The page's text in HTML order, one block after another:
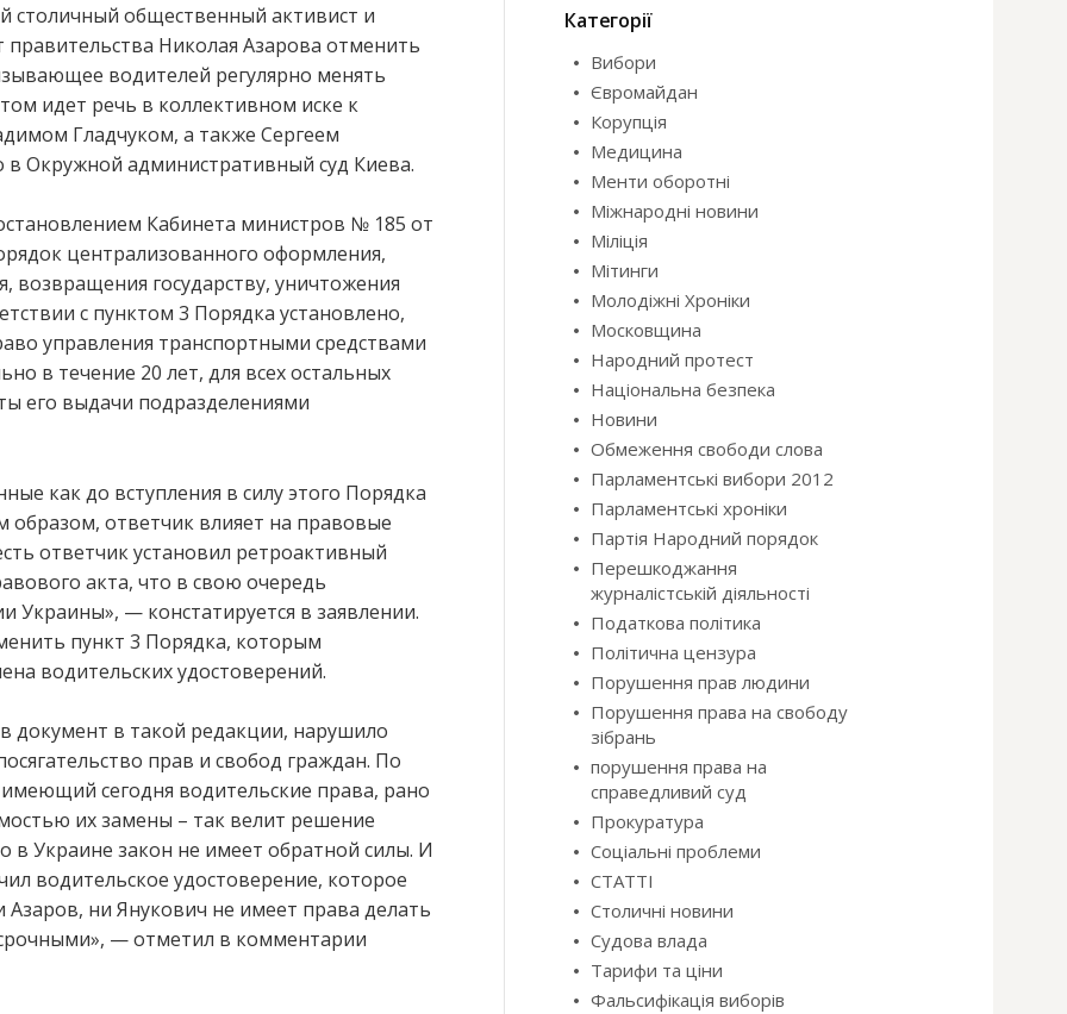
столичный общественный активист и
Николая Азарова отменить
водителей регулярно менять
идет речь в коллективном иске к
Гладчуком, а также Сергеем
Окружной административный суд Киева.
Кабинета министров № 185 от
централизованного оформления,
возвращения государству, уничтожения
с пунктом 3 Порядка установлено,
управления транспортными средствами
в течение 20 лет, для всех остальных
его выдачи подразделениями
как до вступления в силу этого Порядка
образом, ответчик влияет на правовые
ответчик установил ретроактивный
акта, что в свою очередь
Украины», — констатируется в заявлении.
пункт 3 Порядка, которым
водительских удостоверений.
документ в такой редакции, нарушило
прав и свобод граждан. По
сегодня водительские права, рано
их замены – так велит решение
Украине закон не имеет обратной силы. И
водительское удостоверение, которое
Азаров, ни Янукович не имеет права делать
— отметил в комментарии
Категорії
Вибори
Євромайдан
Корупція
Медицина
Менти оборотні
Міжнародні новини
Міліція
Мітинги
Молодіжні Хроніки
Московщина
Народний протест
Національна безпека
Новини
Обмеження свободи слова
Парламентські вибори 2012
Парламентські хроніки
Партія Народний порядок
Перешкоджання
журналістській діяльності
Податкова політика
Політична цензура
Порушення прав людини
Порушення права на свободу
зібрань
порушення права на
справедливий суд
Прокуратура
Соціальні проблеми
СТАТТІ
Столичні новини
Судова влада
Тарифи та ціни
Фальсифікація виборів